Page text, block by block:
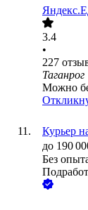
3.4
•
227
Таганрог
Можно
Курьер
до 190
Без